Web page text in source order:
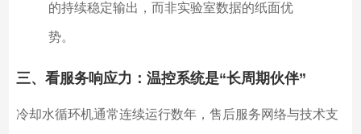
的持续稳定输出，而非实验室数据的纸面优
势。
三、看服务响应力：温控系统是“长周期伙伴”
冷却水循环机通常连续运行数年，售后服务网络与技术支